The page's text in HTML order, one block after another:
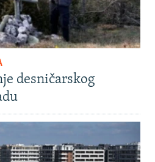
desničarskog